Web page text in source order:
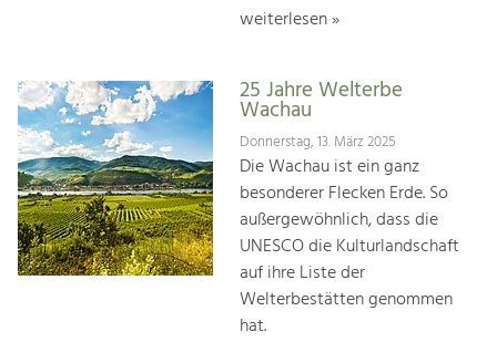
weiterlesen »
25 Jahre Welterbe
Wachau
Donnerstag, 13. März 2025
Die Wachau ist ein ganz
besonderer Flecken Erde. So
außergewöhnlich, dass die
UNESCO die Kulturlandschaft
auf ihre Liste der
Welterbestätten genommen
hat.